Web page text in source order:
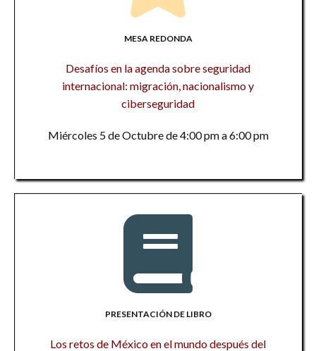
MESA REDONDA
Desafíos en la agenda sobre seguridad
internacional: migración, nacionalismo y
ciberseguridad
Miércoles 5 de Octubre de 4:00 pm a 6:00 pm
PRESENTACIÓN DE LIBRO
Los retos de México en el mundo después del